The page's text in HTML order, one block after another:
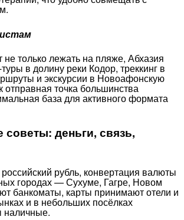
не только лежать на пляже, Абхазия
в долину реки Кодор, треккинг в
и экскурсии в Новоафонскую
отправная точка большинства
база для активного формата
советы: деньги, связь,
рубль, конвертация валюты
городах — Сухуме, Гагре, Новом
банкоматы, карты принимают отели и
и в небольших посёлках
наличные.